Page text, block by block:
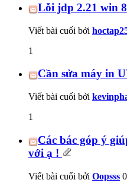
Lỗi jdp 2.21 win
Viết bài cuối bởi
1
Cần sửa máy in
Viết bài cuối bởi
1
Các bác góp ý
với ạ !
Viết bài cuối bởi Oopsss